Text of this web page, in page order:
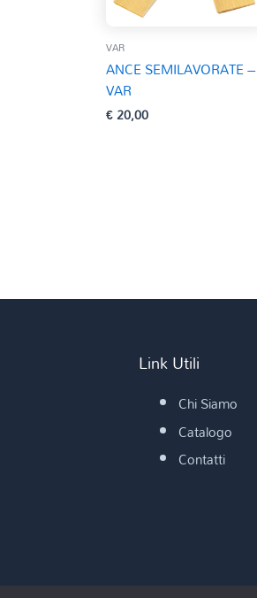
VAR
ANCE SEMILAVORATE –
VAR
€20,00
Link Utili
Chi Siamo
Catalogo
Contatti